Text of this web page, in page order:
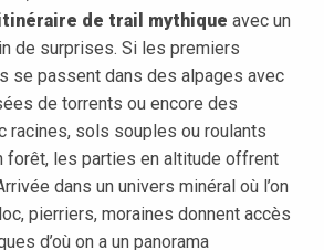
de trail mythique avec un
de surprises. Si les premiers
se passent dans des alpages avec
de torrents ou encore des
racines, sols souples ou roulants
forêt, les parties en altitude offrent
dans un univers minéral où l’on
pierriers, moraines donnent accès
d’où on a un panorama